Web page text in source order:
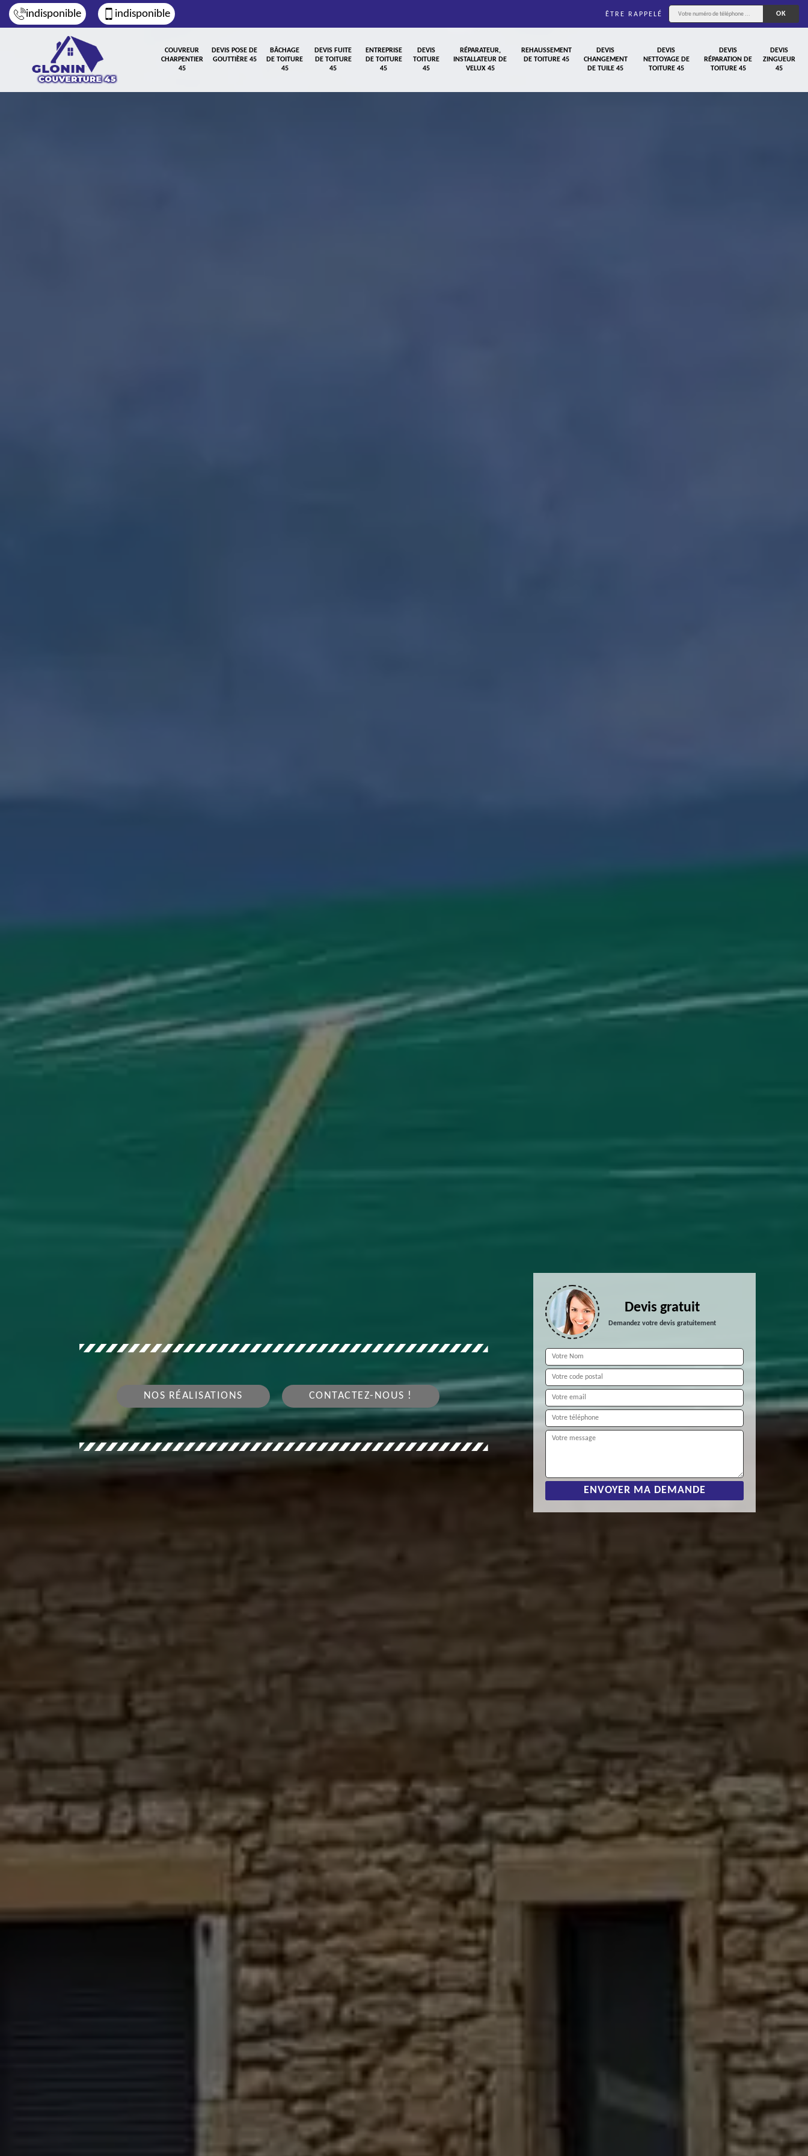
indisponible indisponible ÊTRE RAPPELÉ
COUVREUR
CHARPENTIER
45
DEVIS POSE DE
GOUTTIÈRE 45
BÂCHAGE
DE TOITURE
45
DEVIS FUITE
DE TOITURE
45
ENTREPRISE
DE TOITURE
45
DEVIS
TOITURE
45
RÉPARATEUR,
INSTALLATEUR DE
VELUX 45
REHAUSSEMENT
DE TOITURE 45
DEVIS
CHANGEMENT
DE TUILE 45
DEVIS
NETTOYAGE DE
TOITURE 45
DEVIS
RÉPARATION DE
TOITURE 45
DEVIS
ZINGUEUR
45
NOS RÉALISATIONS CONTACTEZ-NOUS !
Devis gratuit
Demandez votre devis gratuitement